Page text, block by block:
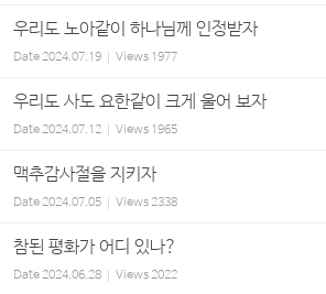
우리도 노아같이 하나님께 인정받자
Date2024.07.19 Views 1977
우리도 사도 요한같이 크게 울어 보자
Date2024.07.12 Views 1965
맥추감사절을 지키자
Date2024.07.05 Views2338
참된 평화가 어디 있나?
Date2024.06.28 Views2022